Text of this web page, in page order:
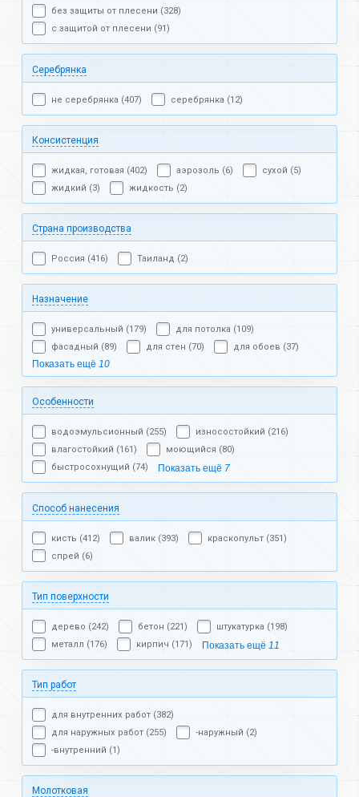
без защиты от плесени (328)
с защитой от плесени (91)
Серебрянка
не серебрянка (407) серебрянка (12)
Консистенция
жидкая, готовая (402) аэрозоль (6)
сухой (5)
жидкий (3)
жидкость (2)
Страна производства
Россия (416) Таиланд (2)
Назначение
универсальный (179)
для потолка (109)
фасадный (89)
для стен (70) для обоев (37)
Показать ещё 10
Особенности
водоэмульсионный (255)
износостойкий (216)
влагостойкий (161)
моющийся (80)
быстросохнущий (74)
Показать ещё 7
Способ нанесения
кисть (412) валик (393)
краскопульт (351)
спрей (6)
Тип поверхности
дерево (242) бетон (221)
штукатурка (198)
металл (176)
кирпич (171) Показать ещё 11
Тип работ
для внутренних работ (382)
для наружных работ (255)
-наружный (2)
-внутренний (1)
Молотковая